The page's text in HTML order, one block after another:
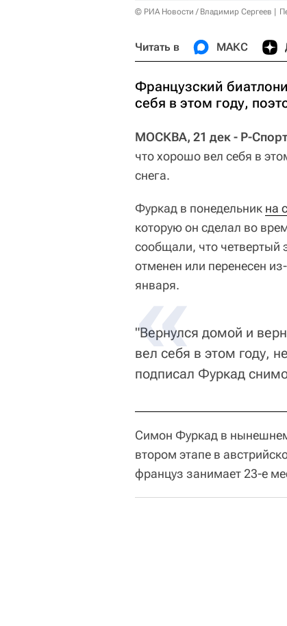
© РИА Новости / Владимир Сергеев
Читать в МАКС
Французский
себя в этом году,
МОСКВА, 21 дек - Р-
что хорошо вел себя в
снега.
Фуркад в понедельник на
которую он сделал во
сообщали, что четвертый
отменен или перенесен
января.
"Вернулся домой и
вел себя в этом году,
подписал Фуркад
Симон Фуркад в
втором этапе в
француз занимает 23-е